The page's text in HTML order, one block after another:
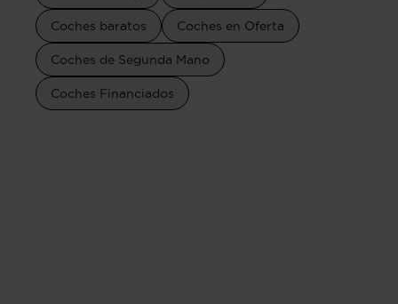
Coches baratos Coches en Oferta
Coches de Segunda Mano
Coches Financiados